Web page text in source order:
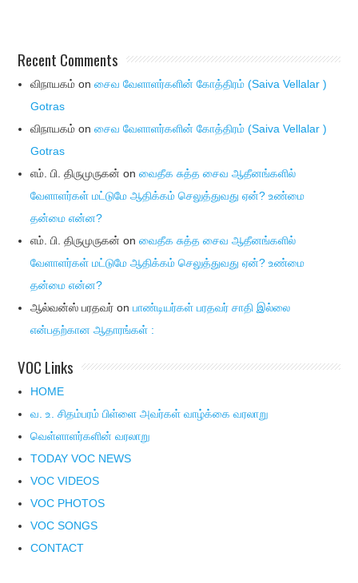
Recent Comments
விநாயகம் onசைவ வேளாளர்களின் கோத்திரம் (Saiva Vellalar )
Gotras
விநாயகம் onசைவ வேளாளர்களின் கோத்திரம் (Saiva Vellalar )
Gotras
எம். பி. திருமுருகன் onவைதீக சுத்த சைவ ஆதீனங்களில்
வேளாளர்கள் மட்டுமே ஆதிக்கம் செலுத்துவது ஏன்? உண்மை
தன்மை என்ன?
எம். பி. திருமுருகன் onவைதீக சுத்த சைவ ஆதீனங்களில்
வேளாளர்கள் மட்டுமே ஆதிக்கம் செலுத்துவது ஏன்? உண்மை
தன்மை என்ன?
ஆல்வன்ஸ் பரதவர் onபாண்டியர்கள் பரதவர் சாதி இல்லை
என்பதற்கான ஆதாரங்கள் :
VOC Links
HOME
வ. உ. சிதம்பரம் பிள்ளை அவர்கள் வாழ்க்கை வரலாறு
வெள்ளாளர்களின் வரலாறு
TODAY VOC NEWS
VOC VIDEOS
VOC PHOTOS
VOC SONGS
CONTACT